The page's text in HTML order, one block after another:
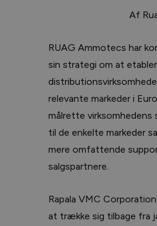
Af
RUAG Ammotecs har
sin strategi om at
relevante markeder i
målrette virksomhedens
til de enkelte markeder
mere omfattende
salgspartnere.
Rapala VMC
at trække sig tilbage fra